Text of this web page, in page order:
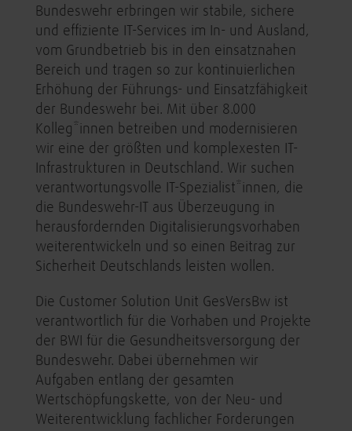
Bundeswehr erbringen wir stabile, sichere
und effiziente IT-Services im In- und Ausland,
vom Grundbetrieb bis in den einsatznahen
Bereich und tragen so zur kontinuierlichen
Erhöhung der Führungs- und Einsatzfähigkeit
der Bundeswehr bei. Mit über 8.000
Kolleg*innen betreiben und modernisieren
wir eine der größten und komplexesten IT-
Infrastrukturen in Deutschland. Wir suchen
verantwortungsvolle IT-Spezialist*innen, die
die Bundeswehr-IT aus Überzeugung in
herausfordernden Digitalisierungsvorhaben
weiterentwickeln und so einen Beitrag zur
Sicherheit Deutschlands leisten wollen.
Die Customer Solution Unit GesVersBw ist
verantwortlich für die Vorhaben und Projekte
der BWI für die Gesundheitsversorgung der
Bundeswehr. Dabei übernehmen wir
Aufgaben entlang der gesamten
Wertschöpfungskette, von der Neu- und
Weiterentwicklung fachlicher Forderungen